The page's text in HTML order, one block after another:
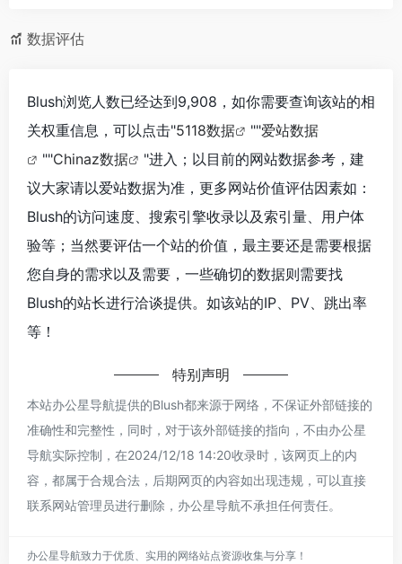
数据评估
Blush浏览人数已经达到9,908，如你需要查询该站的相
关权重信息，可以点击"5118数据 ""爱站数据
""Chinaz数据
"进入；以目前的网站数据参考，建
议大家请以爱站数据为准，更多网站价值评估因素如：
Blush的访问速度、搜索引擎收录以及索引量、用户体
验等；当然要评估一个站的价值，最主要还是需要根据
您自身的需求以及需要，一些确切的数据则需要找
Blush的站长进行洽谈提供。如该站的IP、PV、跳出率
等！
特别声明
本站办公星导航提供的Blush都来源于网络，不保证外部链接的
准确性和完整性，同时，对于该外部链接的指向，不由办公星
导航实际控制，在2024/12/18 14:20收录时，该网页上的内
容，都属于合规合法，后期网页的内容如出现违规，可以直接
联系网站管理员进行删除，办公星导航不承担任何责任。
办公星导航致力于优质、实用的网络站点资源收集与分享！